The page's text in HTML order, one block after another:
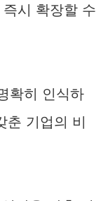
시 확장할 수
확히 인식하
기업의 비